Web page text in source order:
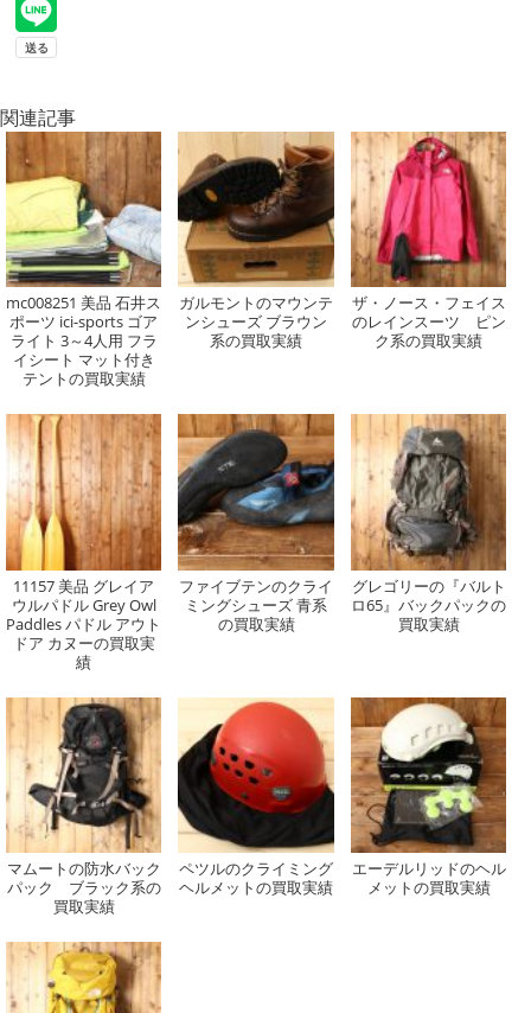
関連記事
mc008251 美品 石井ス
ポーツ ici-sports ゴア
ライト 3～4人用 フラ
イシート マット付き
テントの買取実績
ガルモントのマウンテ
ンシューズ ブラウン
系の買取実績
ザ・ノース・フェイス
のレインスーツ ピン
ク系の買取実績
11157 美品 グレイア
ウルパドル Grey Owl
Paddles パドル アウト
ドア カヌーの買取実
績
ファイブテンのクライ
ミングシューズ 青系
の買取実績
グレゴリーの『バルト
ロ65』バックパックの
買取実績
マムートの防水バック
パック ブラック系の
買取実績
ペツルのクライミング
ヘルメットの買取実績
エーデルリッドのヘル
メットの買取実績